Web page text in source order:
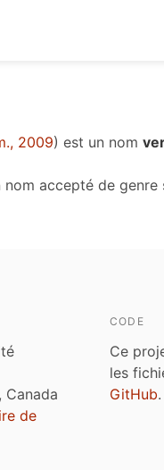
2009) est un nom
nom accepté de genre
Canada
de
CODE
Ce
les
GitHub.